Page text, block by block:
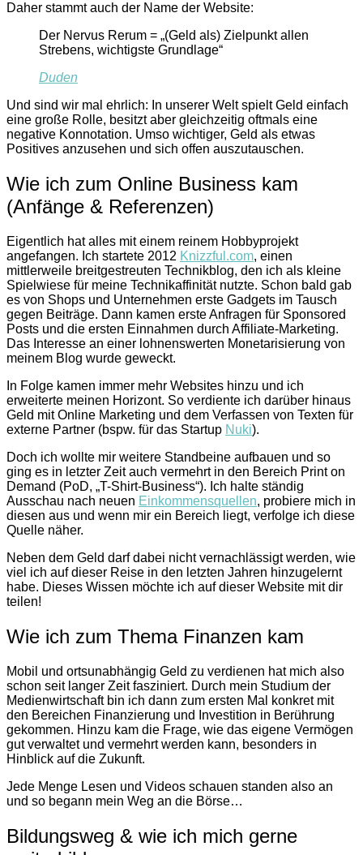
Daher stammt auch der Name der Website:
Der Nervus Rerum = „(Geld als) Zielpunkt allen
Strebens, wichtigste Grundlage“
Duden
Und sind wir mal ehrlich: In unserer Welt spielt Geld einfach
eine große Rolle, besitzt aber gleichzeitig oftmals eine
negative Konnotation. Umso wichtiger, Geld als etwas
Positives anzusehen und sich offen auszutauschen.
Wie ich zum Online Business kam
(Anfänge & Referenzen)
Eigentlich hat alles mit einem reinem Hobbyprojekt
angefangen. Ich startete 2012 Knizzful.com, einen
mittlerweile breitgestreuten Technikblog, den ich als kleine
Spielwiese für meine Technikaffinität nutzte. Schon bald gab
es von Shops und Unternehmen erste Gadgets im Tausch
gegen Beiträge. Dann kamen erste Anfragen für Sponsored
Posts und die ersten Einnahmen durch Affiliate-Marketing.
Das Interesse an einer lohnenswerten Monetarisierung von
meinem Blog wurde geweckt.
In Folge kamen immer mehr Websites hinzu und ich
erweiterte meinen Horizont. So verdiente ich darüber hinaus
Geld mit Online Marketing und dem Verfassen von Texten für
externe Partner (bspw. für das Startup Nuki).
Doch ich wollte mir weitere Standbeine aufbauen und so
ging es in letzter Zeit auch vermehrt in den Bereich Print on
Demand (PoD, „T-Shirt-Business“). Ich halte ständig
Ausschau nach neuen Einkommensquellen, probiere mich in
diesen aus und wenn mir ein Bereich liegt, verfolge ich diese
Quelle näher.
Neben dem Geld darf dabei nicht vernachlässigt werden, wie
viel ich auf dieser Reise in den letzten Jahren hinzugelernt
habe. Dieses Wissen möchte ich auf dieser Website mit dir
teilen!
Wie ich zum Thema Finanzen kam
Mobil und ortsunabhängig Geld zu verdienen hat mich also
schon seit langer Zeit fasziniert. Durch mein Studium der
Medienwirtschaft bin ich dann zum ersten Mal konkret mit
den Bereichen Finanzierung und Investition in Berührung
gekommen. Hinzu kam die Frage, wie das eigene Vermögen
gut verwaltet und vermehrt werden kann, besonders in
Hinblick auf die Zukunft.
Jede Menge Lesen und Videos schauen standen also an
und so begann mein Weg an die Börse…
Bildungsweg & wie ich mich gerne